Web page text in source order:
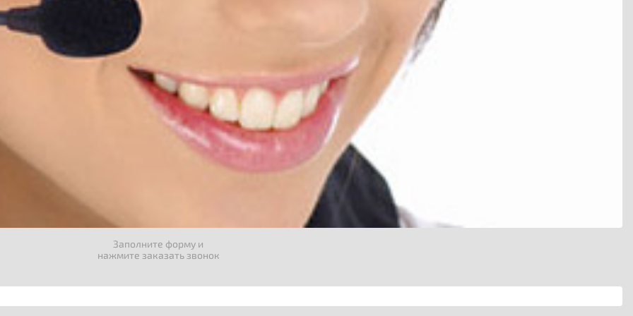
Заполните форму и
нажмите заказать звонок